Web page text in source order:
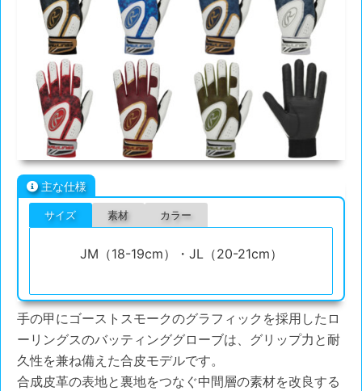
主な仕様
サイズ 素材 カラー
JM（18-19cm）・JL（20-21cm）
手の甲にゴーストスモークのグラフィックを採用したロ
ーリングスのバッティンググローブは、グリップ力と耐
久性を兼ね備えた合皮モデルです。
合成皮革の表地と裏地をつなぐ中間層の素材を改良する